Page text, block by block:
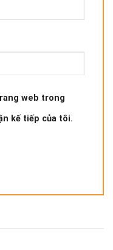
web trong
kế tiếp của tôi.